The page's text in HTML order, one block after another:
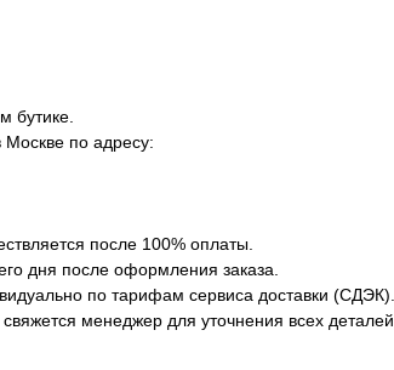
бутике.
Москве по адресу:
после 100% оплаты.
дня после оформления заказа.
по тарифам сервиса доставки (СДЭК).
менеджер для уточнения всех деталей.